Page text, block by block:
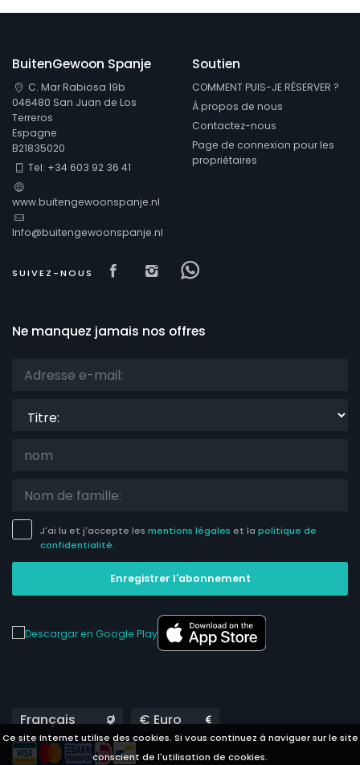
Ce site Internet utilise des cookies. Si vous continuez à naviguer sur le site
conscient de l'utilisation de cookies.
BuitenGewoon Spanje
C. Mar Rabiosa 19b
046480 San Juan de Los
Terreros
Espagne
B21835020
Tel: +34 603 92 36 41
www.buitengewoonspanje.nl
Info@buitengewoonspanje.nl
SUIVEZ-NOUS Visit our Facebook page
Visit our isntagram page
Soutien
COMMENT PUIS-JE RÉSERVER ?
À propos de nous
Contactez-nous
Page de connexion pour les
propriétaires
Ne manquez jamais nos offres
J'ai lu et j'accepte les mentions légales et la politique de
confidentialité.
Enregistrer l'abonnement
Languages Currencies